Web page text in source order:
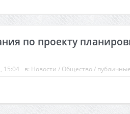
по проекту
15:04 в: Новости / Общество/